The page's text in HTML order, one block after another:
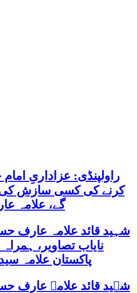
راولپنڈی: عزاداریِ
کرنے کی کسی سازش کی
گے، علامہ
شہید قائد علامہ عارف
نایاب تصاویر،
پاکستان علامہ
شہید قائد علامہ عارف